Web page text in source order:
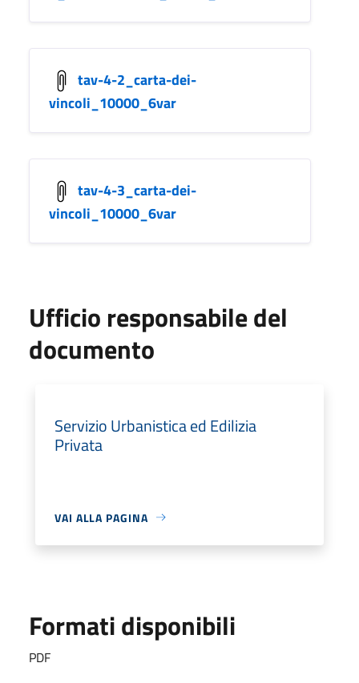
tav-4-2_carta-dei-
vincoli_10000_6var
tav-4-3_carta-dei-
vincoli_10000_6var
Ufficio responsabile del
documento
Servizio Urbanistica ed Edilizia
Privata
VAI ALLA PAGINA
Formati disponibili
PDF